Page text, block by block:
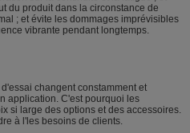
du produit dans la circonstance de
; et évite les dommages imprévisibles
vibrante pendant longtemps.
changent constamment et
application. C'est pourquoi les
si large des options et des accessoires.
à l'les besoins de clients.